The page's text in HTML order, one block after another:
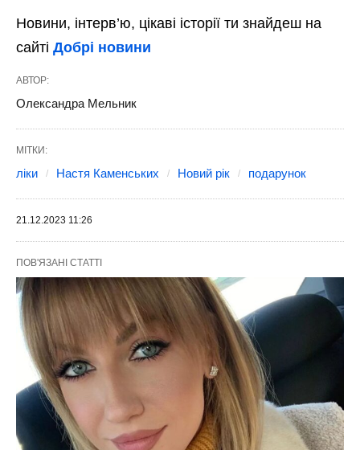
Новини, інтерв’ю, цікаві історії ти знайдеш на
сайті Добрі новини
АВТОР:
Олександра Мельник
МІТКИ:
ліки Настя Каменських Новий рік подарунок
21.12.2023 11:26
ПОВ'ЯЗАНІ СТАТТІ